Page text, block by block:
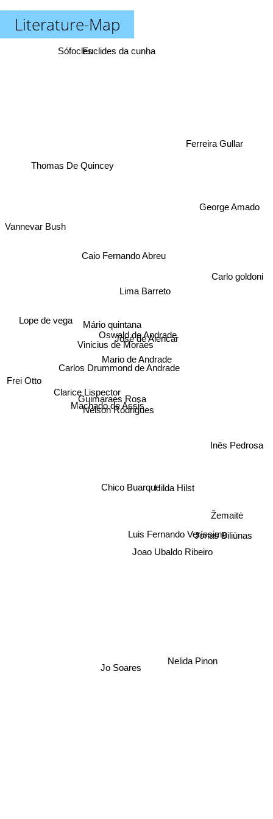
Literature-Map
Mario de Andrade
Carlos Drummond de Andrade
Oswald de Andrade
Vinicius de Moraes
Mário quintana
Guimaraes Rosa
Machado de Assis
José de Alencar
Lima Barreto
Nelson Rodrigues
Caio Fernando Abreu
Clarice Lispector
Chico Buarque
Luis Fernando Veríssimo
Hilda Hilst
Joao Ubaldo Ribeiro
Thomas De Quincey
Lope de vega
Jo Soares
Jonas Biliūnas
Žemaitė
Carlo goldoni
Euclides da cunha
Sófocles
Frei Otto
Nelida Pinon
Inês Pedrosa
George Amado
Ferreira Gullar
Vannevar Bush